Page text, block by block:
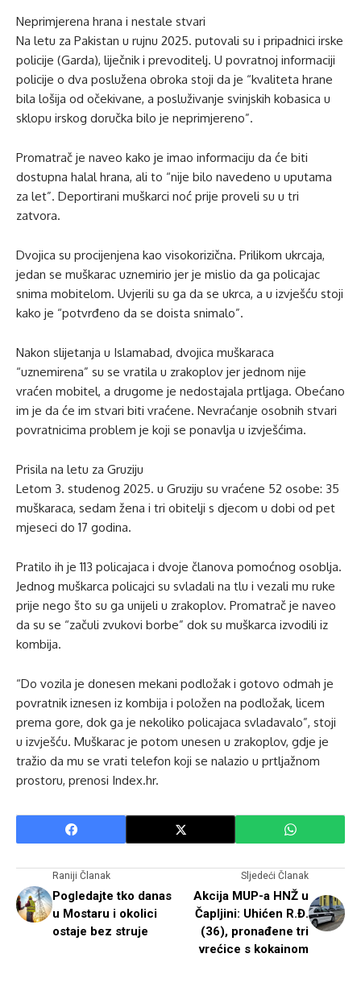
Neprimjerena hrana i nestale stvari
Na letu za Pakistan u rujnu 2025. putovali su i pripadnici irske
policije (Garda), liječnik i prevoditelj. U povratnoj informaciji
policije o dva poslužena obroka stoji da je “kvaliteta hrane
bila lošija od očekivane, a posluživanje svinjskih kobasica u
sklopu irskog doručka bilo je neprimjereno”.
Promatrač je naveo kako je imao informaciju da će biti
dostupna halal hrana, ali to “nije bilo navedeno u uputama
za let”. Deportirani muškarci noć prije proveli su u tri
zatvora.
Dvojica su procijenjena kao visokorizična. Prilikom ukrcaja,
jedan se muškarac uznemirio jer je mislio da ga policajac
snima mobitelom. Uvjerili su ga da se ukrca, a u izvješću stoji
kako je “potvrđeno da se doista snimalo”.
Nakon slijetanja u Islamabad, dvojica muškaraca
“uznemirena” su se vratila u zrakoplov jer jednom nije
vraćen mobitel, a drugome je nedostajala prtljaga. Obećano
im je da će im stvari biti vraćene. Nevraćanje osobnih stvari
povratnicima problem je koji se ponavlja u izvješćima.
Prisila na letu za Gruziju
Letom 3. studenog 2025. u Gruziju su vraćene 52 osobe: 35
muškaraca, sedam žena i tri obitelji s djecom u dobi od pet
mjeseci do 17 godina.
Pratilo ih je 113 policajaca i dvoje članova pomoćnog osoblja.
Jednog muškarca policajci su svladali na tlu i vezali mu ruke
prije nego što su ga unijeli u zrakoplov. Promatrač je naveo
da su se “začuli zvukovi borbe” dok su muškarca izvodili iz
kombija.
“Do vozila je donesen mekani podložak i gotovo odmah je
povratnik iznesen iz kombija i položen na podložak, licem
prema gore, dok ga je nekoliko policajaca svladavalo”, stoji
u izvješću. Muškarac je potom unesen u zrakoplov, gdje je
tražio da mu se vrati telefon koji se nalazio u prtljažnom
prostoru, prenosi Index.hr.
Raniji Članak
Pogledajte tko danas
u Mostaru i okolici
ostaje bez struje
Sljedeći Članak
Akcija MUP-a HNŽ u
Čapljini: Uhićen R.Đ.
(36), pronađene tri
vrećice s kokainom